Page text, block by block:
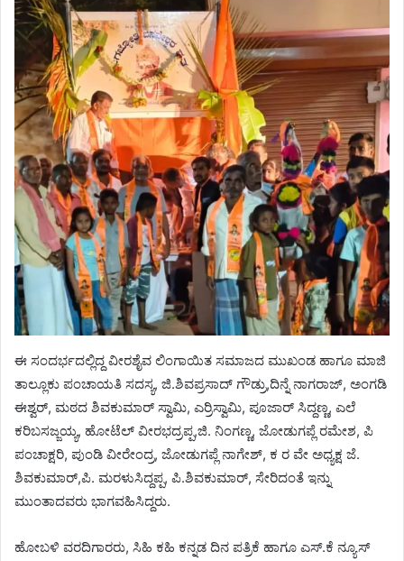
ಈ ಸಂದರ್ಭದಲ್ಲಿದ್ದ ವೀರಶೈವ ಲಿಂಗಾಯಿತ ಸಮಾಜದ ಮುಖಂಡ ಹಾಗೂ ಮಾಜಿ
ತಾಲ್ಲೂಕು ಪಂಚಾಯತಿ ಸದಸ್ಯ, ಜಿ.ಶಿವಪ್ರಸಾದ್ ಗೌಡ್ರು,ದಿನ್ನೆ ನಾಗರಾಜ್, ಅಂಗಡಿ
ಈಶ್ವರ್, ಮಠದ ಶಿವಕುಮಾರ್ ಸ್ವಾಮಿ, ಎರ್ರಿಸ್ವಾಮಿ, ಪೂಜಾರ್ ಸಿದ್ದಣ್ಣ, ಎಲೆ
ಕರಿಬಸಜ್ಜಯ್ಯ, ಹೋಟೆಲ್ ವೀರಭದ್ರಪ್ಪ,ಜಿ. ನಿಂಗಣ್ಣ, ಜೋಡುಗಪ್ಲೆ ರಮೇಶ, ಪಿ
ಪಂಚಾಕ್ಷರಿ, ಪುಂಡಿ ವೀರೇಂದ್ರ, ಜೋಡುಗಪ್ಲೆ ನಾಗೇಶ್, ಕ ರ ವೇ ಅಧ್ಯಕ್ಷ ಜೆ.
ಶಿವಕುಮಾರ್,ಪಿ. ಮರಳುಸಿದ್ದಪ್ಪ, ಪಿ.ಶಿವಕುಮಾರ್, ಸೇರಿದಂತೆ ಇನ್ನು
ಮುಂತಾದವರು ಭಾಗವಹಿಸಿದ್ದರು.
ಹೋಬಳಿ ವರದಿಗಾರರು, ಸಿಹಿ ಕಹಿ ಕನ್ನಡ ದಿನ ಪತ್ರಿಕೆ ಹಾಗೂ ಎಸ್.ಕೆ ನ್ಯೂಸ್